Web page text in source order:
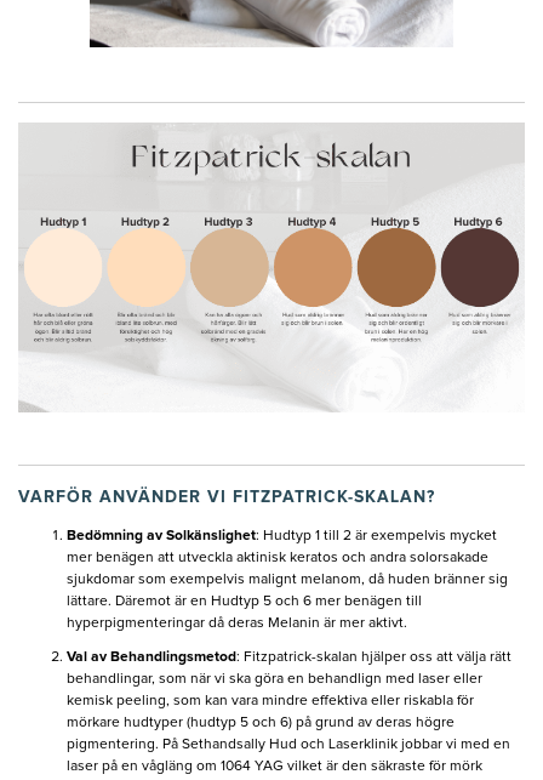
VARFÖR ANVÄNDER VI FITZPATRICK-SKALAN?
Bedömning av Solkänslighet: Hudtyp 1 till 2 är exempelvis mycket
mer benägen att utveckla aktinisk keratos och andra solorsakade
sjukdomar som exempelvis malignt melanom, då huden bränner sig
lättare. Däremot är en Hudtyp 5 och 6 mer benägen till
hyperpigmenteringar då deras Melanin är mer aktivt.
Val av Behandlingsmetod: Fitzpatrick-skalan hjälper oss att välja rätt
behandlingar, som när vi ska göra en behandlign med laser eller
kemisk peeling, som kan vara mindre effektiva eller riskabla för
mörkare hudtyper (hudtyp 5 och 6) på grund av deras högre
pigmentering. På Sethandsally Hud och Laserklinik jobbar vi med en
laser på en vågläng om 1064 YAG vilket är den säkraste för mörk